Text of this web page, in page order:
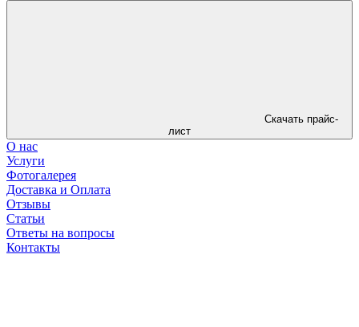
Скачать прайс-
лист
О нас
Услуги
Фотогалерея
Доставка и Оплата
Отзывы
Статьи
Ответы на вопросы
Контакты